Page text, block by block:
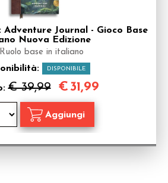
Adventure Journal - Gioco Base
Nuova Edizione
base in italiano
DISPONIBILE
€ 39,99 € 31,99